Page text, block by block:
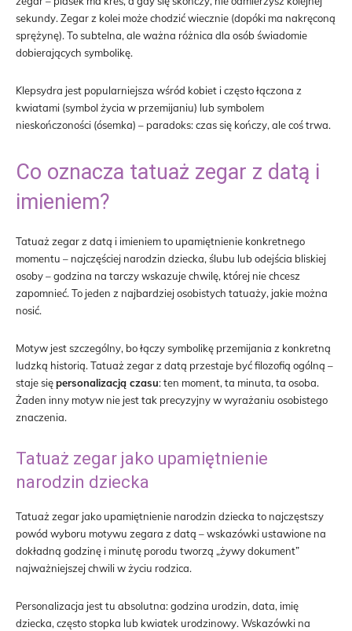
sekundy. Zegar z kolei może chodzić wiecznie (dopóki ma nakręconą
sprężynę). To subtelna, ale ważna różnica dla osób świadomie
dobierających symbolikę.
Klepsydra jest popularniejsza wśród kobiet i często łączona z
kwiatami (symbol życia w przemijaniu) lub symbolem
nieskończoności (ósemka) – paradoks: czas się kończy, ale coś trwa.
Co oznacza tatuaż zegar z datą i
imieniem?
Tatuaż zegar z datą i imieniem to upamiętnienie konkretnego
momentu – najczęściej narodzin dziecka, ślubu lub odejścia bliskiej
osoby – godzina na tarczy wskazuje chwilę, której nie chcesz
zapomnieć. To jeden z najbardziej osobistych tatuaży, jakie można
nosić.
Motyw jest szczególny, bo łączy symbolikę przemijania z konkretną
ludzką historią. Tatuaż zegar z datą przestaje być filozofią ogólną –
staje siępersonalizacją czasu: ten moment, ta minuta, ta osoba.
Żaden inny motyw nie jest tak precyzyjny w wyrażaniu osobistego
znaczenia.
Tatuaż zegar jako upamiętnienie
narodzin dziecka
Tatuaż zegar jako upamiętnienie narodzin dziecka to najczęstszy
powód wyboru motywu zegara z datą – wskazówki ustawione na
dokładną godzinę i minutę porodu tworzą „żywy dokument”
najważniejszej chwili w życiu rodzica.
Personalizacja jest tu absolutna: godzina urodzin, data, imię
dziecka, często stopka lub kwiatek urodzinowy. Wskazówki na